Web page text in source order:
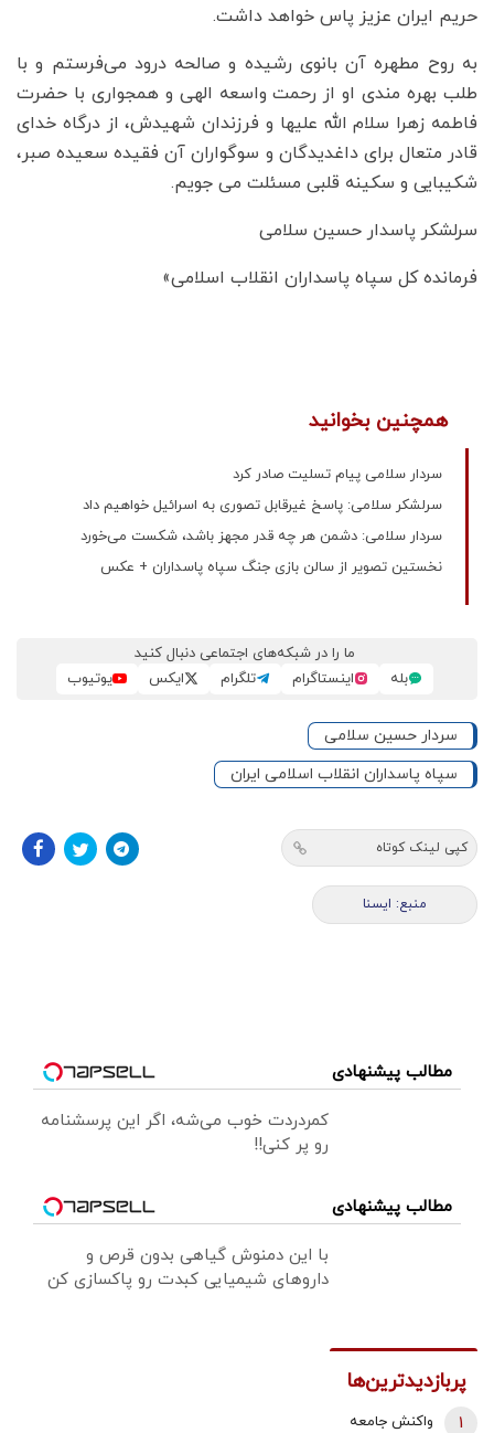
حریم ایران عزیز پاس خواهد داشت.
به روح مطهره آن بانوی رشیده و صالحه درود می‌فرستم و با
طلب بهره مندی او از رحمت واسعه الهی و همجواری با حضرت
فاطمه زهرا سلام الله علیها و فرزندان شهیدش، از درگاه خدای
قادر متعال برای داغدیدگان و سوگواران آن فقیده سعیده صبر،
شکیبایی و سکینه قلبی مسئلت می جویم.
سرلشکر پاسدار حسین سلامی
فرمانده کل سپاه پاسداران انقلاب اسلامی»
همچنین بخوانید
سردار سلامی پیام تسلیت صادر کرد
سرلشکر سلامی: پاسخ غیرقابل تصوری به اسرائیل خواهیم داد
سردار سلامی: دشمن هر چه قدر مجهز باشد، شکست می‌خورد
نخستین تصویر از سالن بازی جنگ سپاه پاسداران + عکس
ما را در شبکه‌های اجتماعی دنبال کنید
بله
اینستاگرام تلگرام ایکس یوتیوب
سردار حسین سلامی
سپاه پاسداران انقلاب اسلامی ایران
کپی لینک کوتاه
منبع: ايسنا
مطالب پیشنهادی
کمردردت خوب می‌شه، اگر این پرسشنامه
رو پر کنی!!
مطالب پیشنهادی
با این دمنوش گیاهی بدون قرص و
داروهای شیمیایی کبدت رو پاکسازی کن
پربازدیدترین‌ها
واکنش جامعه 1